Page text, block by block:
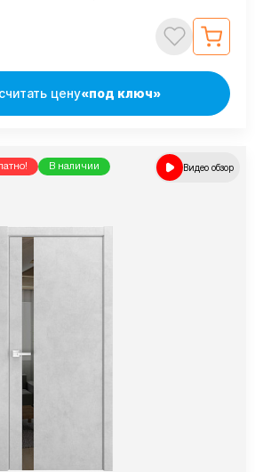
цену«под ключ»
В наличии Видео обзор